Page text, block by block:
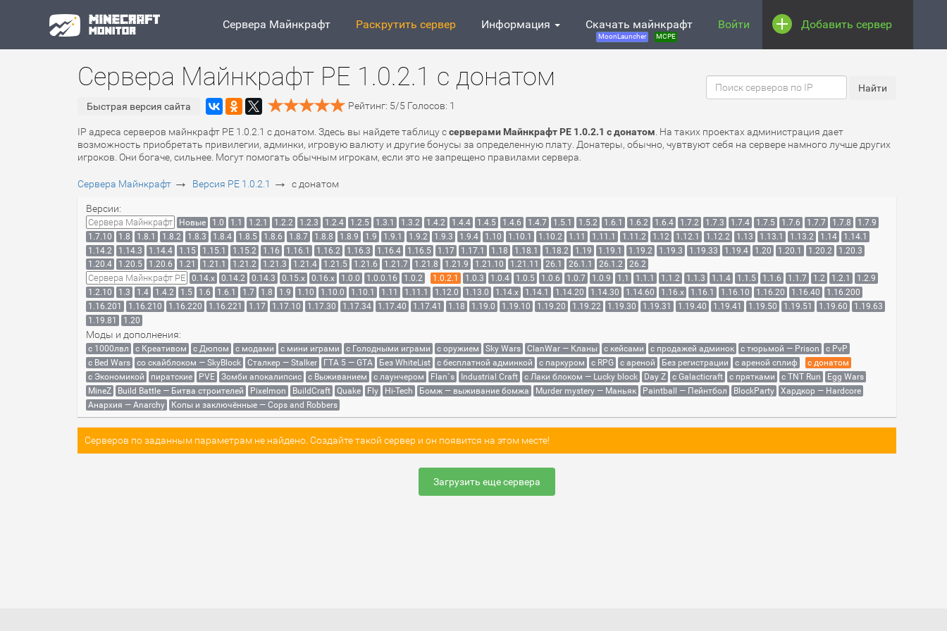
Сервера Майнкрафт Раскрутить сервер Информация Скачать майнкрафт
MoonLauncher MCPE
Войти Добавить сервер
Сервера Майнкрафт PE 1.0.2.1 с донатом
Быстрая версия сайта Рейтинг: 5/5 Голосов: 1
IP адреса серверов майнкрафт PE 1.0.2.1 с донатом. Здесь вы найдете таблицу ссерверами Майнкрафт PE 1.0.2.1 с донатом . На таких проектах администрация дает
возможность приобретать привилегии, админки, игровую валюту и другие бонусы за определенную плату. Донатеры, обычно, чувтвуют себя на сервере намного лучше других
игроков. Они богаче, сильнее. Могут помогать обычным игрокам, если это не запрещено правилами сервера.
Сервера Майнкрафт → Версия PE 1.0.2.1 → с донатом
Версии:
Сервера Майнкрафт Новые 1.0 1.1 1.2.1 1.2.2 1.2.3 1.2.4 1.2.5 1.3.1 1.3.2 1.4.2 1.4.4 1.4.5 1.4.6 1.4.7 1.5.1 1.5.2 1.6.1 1.6.2 1.6.4 1.7.2 1.7.3 1.7.4 1.7.5 1.7.6 1.7.7 1.7.8
1.7.9
1.7.10
1.8 1.8.1 1.8.2 1.8.3 1.8.4 1.8.5 1.8.6 1.8.7 1.8.8 1.8.9 1.9 1.9.1 1.9.2 1.9.3 1.9.4 1.10 1.10.1 1.10.2 1.11 1.11.1 1.11.2 1.12 1.12.1 1.12.2 1.13 1.13.1 1.13.2 1.14
1.14.1
1.14.2
1.14.3 1.14.4 1.15 1.15.1 1.15.2 1.16 1.16.1 1.16.2 1.16.3 1.16.4 1.16.5 1.17 1.17.1 1.18 1.18.1 1.18.2 1.19 1.19.1 1.19.2 1.19.3 1.19.33 1.19.4 1.20 1.20.1 1.20.2
1.20.3
1.20.4
1.20.5 1.20.6 1.21 1.21.1 1.21.2 1.21.3 1.21.4 1.21.5 1.21.6 1.21.7 1.21.8 1.21.9 1.21.10 1.21.11 26.1 26.1.1 26.1.2 26.2
Сервера Майнкрафт PE 0.14.x 0.14.2 0.14.3 0.15.x 0.16.x 1.0.0 1.0.0.16 1.0.2 1.0.2.1 1.0.3 1.0.4 1.0.5 1.0.6 1.0.7 1.0.9 1.1 1.1.1 1.1.2 1.1.3 1.1.4 1.1.5 1.1.6 1.1.7 1.2 1.2.1
1.2.9
1.2.10
1.3 1.4 1.4.2 1.5 1.6 1.6.1 1.7 1.8 1.9 1.10 1.10.0 1.10.1 1.11 1.11.1 1.12.0 1.13.0 1.14.x 1.14.1 1.14.20 1.14.30 1.14.60 1.16.x 1.16.1 1.16.10 1.16.20 1.16.40
1.16.200
1.16.201
1.16.210 1.16.220 1.16.221 1.17 1.17.10 1.17.30 1.17.34 1.17.40 1.17.41 1.18 1.19.0 1.19.10 1.19.20 1.19.22 1.19.30 1.19.31 1.19.40 1.19.41 1.19.50 1.19.51 1.19.60
1.19.63
1.19.81
1.20
Моды и дополнения:
с 1000лвл c Креативом с Дюпом с модами с мини играми с Голодными играми с оружием Sky Wars ClanWar — Кланы с кейсами с продажей админок с тюрьмой — Prison
с PvP
с Bed Wars
со скайблоком — SkyBlock Сталкер — Stalker ГТА 5 — GTA Без WhiteList с бесплатной админкой с паркуром с RPG с ареной Без регистрации с ареной сплиф
с донатом
с Экономикой
пиратские PVE Зомби апокалипсис с Выживанием с лаунчером Flan`s Industrial Craft с Лаки блоком — Lucky block Day Z с Galacticraft с прятками с TNT Run
Egg Wars
MineZ
Build Battle — Битва строителей Pixelmon BuildCraft Quake Fly Hi-Tech Бомж — выживание бомжа Murder mystery — Маньяк Paintball — Пейнтбол BlockParty
Хардкор — Hardcore
Анархия — Anarchy
Копы и заключённые — Cops and Robbers
Серверов по заданным параметрам не найдено. Создайте такой сервер и он появится на этом месте!
Загрузить еще сервера